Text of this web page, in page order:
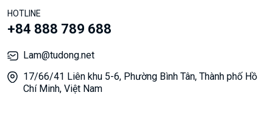
HOTLINE
+84 888 789 688
Lam@tudong.net
17/66/41 Liên khu 5-6, Phường Bình Tân, Thành phố Hồ
Chí Minh, Việt Nam